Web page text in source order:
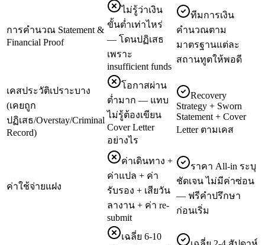
การคำนวณ Statement &
Financial Proof
ไม่รู้ว่าเงิน
ขั้นต่ำเท่าไหร่
— โดนปฏิเสธ
เพราะ
insufficient funds
ทีมการเงิน
คำนวณตาม
มาตรฐานแต่ละ
สถานทูตให้พอดี
เคสประวัติเปราะบาง
(เคยถูก
ปฏิเสธ/Overstay/Criminal
Record)
โอกาสผ่าน
ต่ำมาก — แทบ
ไม่รู้ต้องเขียน
Cover Letter
อย่างไร
Recovery
Strategy + Sworn
Statement + Cover
Letter ตามเคส
ค่าใช้จ่ายแฝง
ค่าเดินทาง +
ค่าแปล + ค่า
รับรอง + เสียวัน
ลางาน + ค่า re-
submit
ราคา All-in ระบุ
ชัดเจน ไม่มีค่าซ่อน
— ฟรีคำปรึกษา
ก่อนเริ่ม
เฉลี่ย 6-10